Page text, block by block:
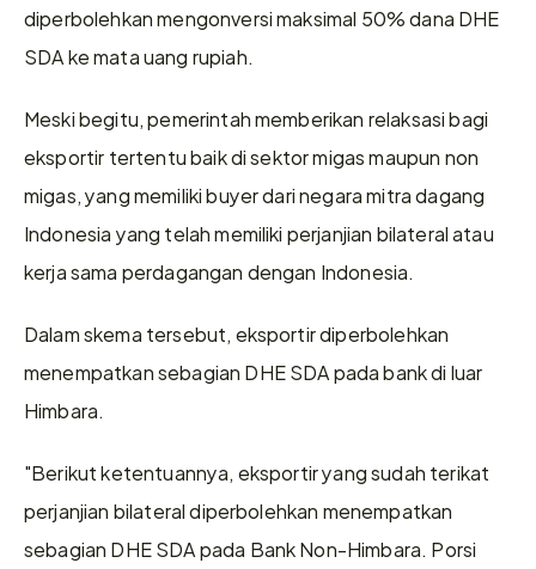
diperbolehkan mengonversi maksimal 50% dana DHE
SDA ke mata uang rupiah.
Meski begitu, pemerintah memberikan relaksasi bagi
eksportir tertentu baik di sektor migas maupun non
migas, yang memiliki buyer dari negara mitra dagang
Indonesia yang telah memiliki perjanjian bilateral atau
kerja sama perdagangan dengan Indonesia.
Dalam skema tersebut, eksportir diperbolehkan
menempatkan sebagian DHE SDA pada bank di luar
Himbara.
"Berikut ketentuannya, eksportir yang sudah terikat
perjanjian bilateral diperbolehkan menempatkan
sebagian DHE SDA pada Bank Non-Himbara. Porsi